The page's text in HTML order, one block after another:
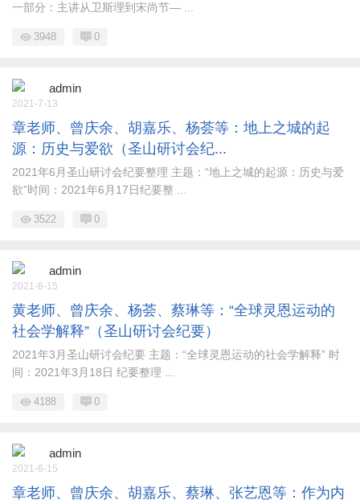
一部分：主讲从卫斯理到宋尚节— ...
3948 0
admin
2021-7-13
章老师、曾庆余、胡嘉乐、杨荟等：地上之城的起
源：历史与爱欲（圣山研讨会纪...
2021年6月圣山研讨会纪要整理 主题：“地上之城的起源：历史与爱
欲”时间：2021年6月17日纪要整 ...
3522 0
admin
2021-6-15
黄老师、曾庆余、杨荟、蔡琳等：“全球灵恩运动的
社会学解释”（圣山研讨会纪要）
2021年3月圣山研讨会纪要 主题：“全球灵恩运动的社会学解释” 时
间：2021年3月18日 纪要整理 ...
4188 0
admin
2021-6-15
章老师、曾庆余、胡嘉乐、蔡琳、张艺恩等：作为内